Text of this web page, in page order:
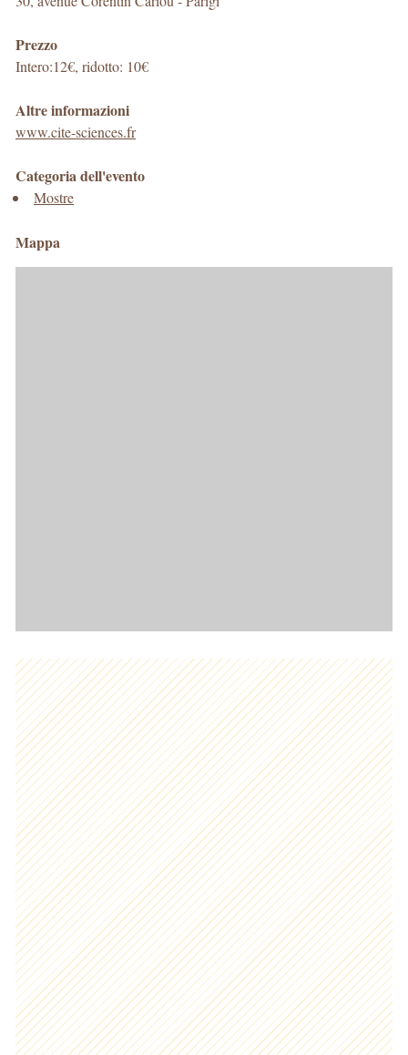
Prezzo
Intero:12€, ridotto: 10€
Altre informazioni
www.cite-sciences.fr
Categoria dell'evento
Mostre
Mappa